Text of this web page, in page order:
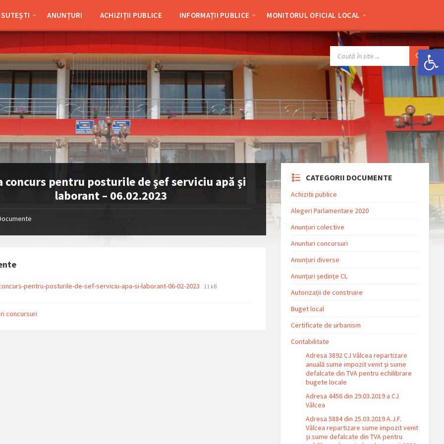
Deschide bara de unelte
ANUNȚURI ACHIZIȚII PUBLICE INFORMAȚII PUBLICE MONITORUL OFICIAL LOCAL
concurs pentru posturile de şef serviciu apă şi
laborant – 06.02.2023
pentru-posturile-de-sef-serviciu-apa-si-laborant-06-02-2023
File
File
11 kB
concursuri
CATEGORII DOCUMENTE
Achizitii publice
Alegeri Parlamentare 2020
Anunțuri colective
Anunturi concursuri
Anunțuri diverse
Anunțuri ședințe CL
Autorizații de construire
Buget local
Certificate de urbanism
Contabilitate
Adresa 3892 CJ Vâlcea repartizare
anuală sume impozit venit și sume
defalcate din TVA pentru echilibrare
bugete locale
Adresa 4456 din 29.03.2019 a CJ
Vâlcea
Adresa 5884 din 25.03.2019 A.J.F.
Vâlcea repartizare sume impozit venit
și sume defalcate din TVA pentru